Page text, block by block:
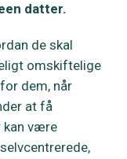
datter.
de skal
omskiftelige
dem, når
at få
kan være